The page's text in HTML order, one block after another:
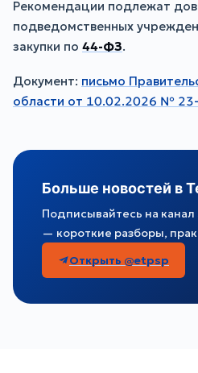
Рекомендации подлежат
подведомственных
закупки по 44-ФЗ.
Документ: письмо
области от 10.02.2026 №
Больше новостей в
Подписывайтесь на
— короткие разборы,
Открыть @etpsp